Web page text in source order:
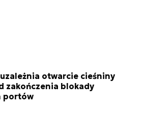
otwarcie cieśniny
zakończenia blokady
portów